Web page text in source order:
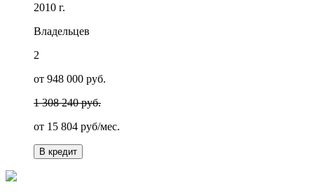
2010 г.
Владельцев
2
от 948 000 руб.
1 308 240 руб.
от 15 804 руб/мес.
В кредит